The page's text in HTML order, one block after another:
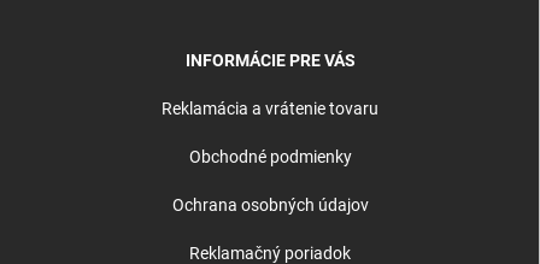
INFORMÁCIE PRE VÁS
Reklamácia a vrátenie tovaru
Obchodné podmienky
Ochrana osobných údajov
Reklamačný poriadok